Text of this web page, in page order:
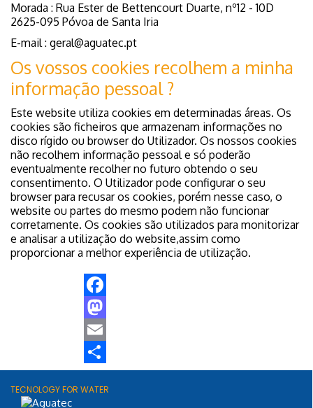
Morada : Rua Ester de Bettencourt Duarte, nº12 - 10D
2625-095 Póvoa de Santa Iria
E-mail : geral@aguatec.pt
Os vossos cookies recolhem a minha
informação pessoal ?
Este website utiliza cookies em determinadas áreas. Os
cookies são ficheiros que armazenam informações no
disco rígido ou browser do Utilizador. Os nossos cookies
não recolhem informação pessoal e só poderão
eventualmente recolher no futuro obtendo o seu
consentimento. O Utilizador pode configurar o seu
browser para recusar os cookies, porém nesse caso, o
website ou partes do mesmo podem não funcionar
corretamente. Os cookies são utilizados para monitorizar
e analisar a utilização do website,assim como
proporcionar a melhor experiência de utilização.
Facebook
Mastodon
Email
Share
TECNOLOGY FOR WATER